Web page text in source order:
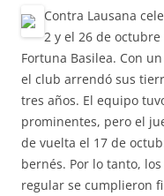
Contra Lausana
2 y el 26 de
Fortuna Basilea. Con
el club arrendó sus
tres años. El equipo
prominentes, pero el
de vuelta el 17 de
bernés. Por lo tanto,
regular se cumplieron